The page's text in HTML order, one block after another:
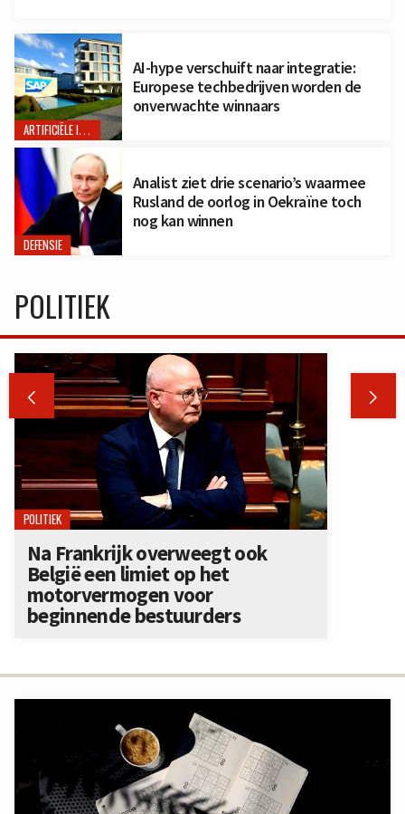
ARTIFICIËLE INTELLIGENTIE
AI-hype verschuift naar integratie:
Europese techbedrijven worden de
onverwachte winnaars
DEFENSIE
Analist ziet drie scenario’s waarmee
Rusland de oorlog in Oekraïne toch
nog kan winnen
POLITIEK
 
POLITIEK
Na Frankrijk overweegt ook
België een limiet op het
motorvermogen voor
beginnende bestuurders